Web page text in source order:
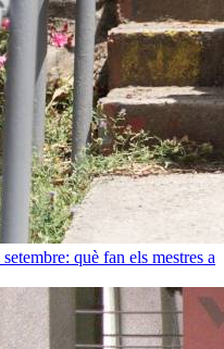
què fan els mestres a